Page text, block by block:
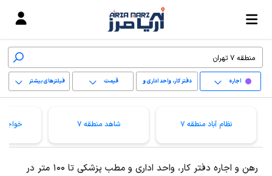
اجاره دفتر کار، واحد اداری و
مطب پزشکی
قیمت فیلترهای بیشتر
پاک کردن محدوده
نظام آباد منطقه 7 شاهد منطقه 7 خواجه
رهن و اجاره دفتر کار، واحد اداری و مطب پزشکی تا 100 متر در